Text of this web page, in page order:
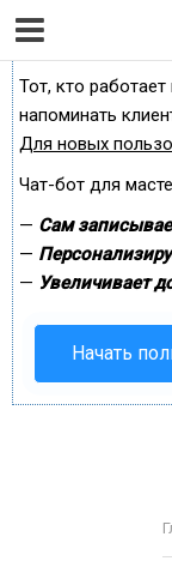
Сервис
Тот, кто
напоминать
Для новых
Чат-бот для
— Сам
—
— Увеличивает
Начать